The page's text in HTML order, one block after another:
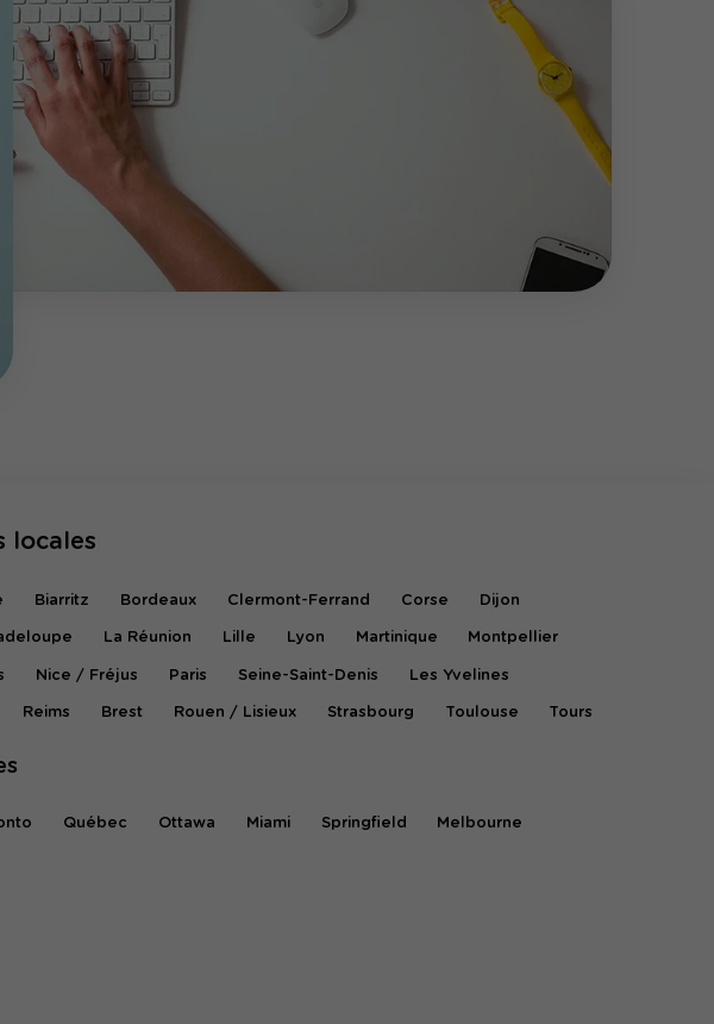
locales
Biarritz Bordeaux Clermont-Ferrand Corse Dijon
La Réunion Lille Lyon Martinique Montpellier
Nice / Fréjus Paris Seine-Saint-Denis Les Yvelines
Reims Brest Rouen / Lisieux Strasbourg Toulouse Tours
Québec Ottawa Miami Springfield Melbourne